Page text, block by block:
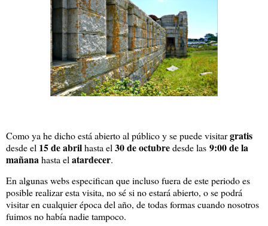
Como ya he dicho está abierto al público y se puede visitargratis
desde el 15 de abrilhasta el 30 de octubredesde las 9:00 de la
mañanahasta el atardecer.
En algunas webs especifican que incluso fuera de este periodo es
posible realizar esta visita, no sé si no estará abierto, o se podrá
visitar en cualquier época del año, de todas formas cuando nosotros
fuimos no había nadie tampoco.